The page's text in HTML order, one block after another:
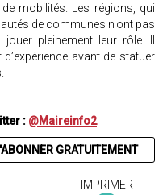
mobilités. Les régions, qui
de communes n'ont pas
pleinement leur rôle. Il
avant de statuer
: @Maireinfo2
GRATUITEMENT
IMPRIMER